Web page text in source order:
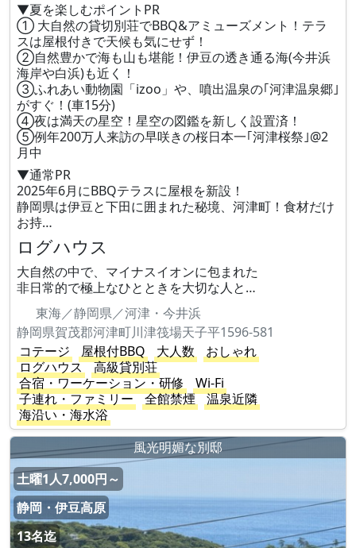
▼夏を楽しむポイントPR
① 大自然の貸切別荘でBBQ&アミューズメント！テラ
スは屋根付きで天候も気にせず！
②自然豊かで海も山も堪能！伊豆の透き通る海(今井浜
海岸や白浜)も近く！
③ふれあい動物園「izoo」や、噴出温泉の｢河津温泉郷｣
がすぐ！(車15分)
④夜は満天の星空！星空の図鑑を新しく設置済！
⑤例年200万人来訪の早咲きの桜日本一｢河津桜祭｣@2
月中
▼通常PR
2025年6月にBBQテラスに屋根を新設！
静岡県は伊豆と下田に囲まれた秘境、河津町！食材だけ
お持…
ログハウス
大自然の中で、マイナスイオンに包まれた
非日常的で極上なひとときを大切な人と…
東海／静岡県／河津・今井浜
静岡県賀茂郡河津町川津筏場天子平1596-581
コテージ
屋根付BBQ 大人数
おしゃれ
ログハウス
高級貸別荘
合宿・ワーケーション・研修
Wi-Fi
子連れ・ファミリー
全館禁煙
温泉近隣
海沿い・海水浴
風光明媚な別邸
土曜1人7,000円～
静岡・伊豆高原
13名迄